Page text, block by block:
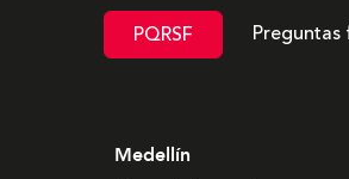
PQRSF
Medellín